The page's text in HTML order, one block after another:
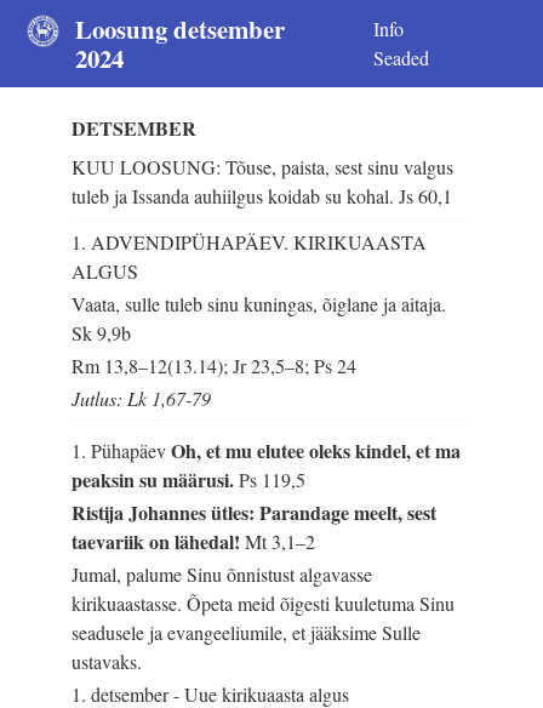
Loosung detsember
2024
Info
Seaded
DETSEMBER
KUU LOOSUNG: Tõuse, paista, sest sinu valgus
tuleb ja Issanda auhiilgus koidab su kohal.Js 60,1
1. ADVENDIPÜHAPÄEV. KIRIKUAASTA
ALGUS
Vaata, sulle tuleb sinu kuningas, õiglane ja aitaja.
Sk 9,9b
Rm 13,8–12(13.14); Jr 23,5–8; Ps 24
Jutlus: Lk 1,67-79
1. PühapäevOh, et mu elutee oleks kindel, et ma
peaksin su määrusi.Ps 119,5
Ristija Johannes ütles: Parandage meelt, sest
taevariik on lähedal!Mt 3,1–2
Jumal, palume Sinu õnnistust algavasse
kirikuaastasse. Õpeta meid õigesti kuuletuma Sinu
seadusele ja evangeeliumile, et jääksime Sulle
ustavaks.
1. detsember - Uue kirikuaasta algus